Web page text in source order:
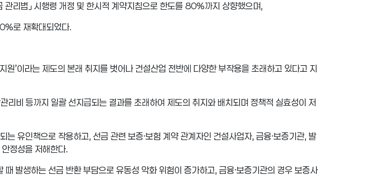
관리법 」 시행령 개정 및 한시적 계약지침으로 한도를 80%까지 상향했으며,
로 재확대되었다.
원’이라는 제도의 본래 취지를 벗어나 건설산업 전반에 다양한 부작용을 초래하고 있다고 지
리비 등까지 일괄 선지급되는 결과를 초래하여 제도의 취지와 배치되며 정책적 실효성이 저
는 유인책으로 작용하고, 선금 관련 보증·보험 계약 관계자인 건설사업자, 금융·보증기관, 발
정성을 저해한다.
발생하는 선금 반환 부담으로 유동성 악화 위험이 증가하고, 금융·보증기관의 경우 보증사